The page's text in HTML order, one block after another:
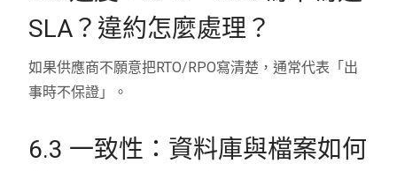
SLA？違約怎麼處理？
如果供應商不願意把RTO/RPO寫清楚，通常代表「出
事時不保證」。
6.3 一致性：資料庫與檔案如何